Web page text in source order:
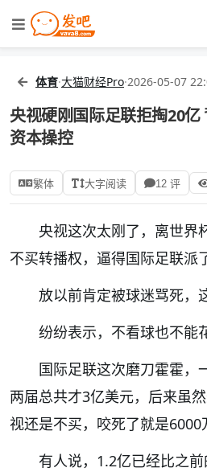
体育·大猫财经Pro·2026-05-07
央视硬刚国际足联拒掏20亿
资本操控
繁体 大字阅读 12 评
央视这次太刚了，离世界
不买转播权，逼得国际足联派
放以前肯定被球迷骂死，
纷纷表示，不看球也不能
国际足联这次磨刀霍霍，
两届总共才3亿美元，后来虽
视还是不买，咬死了就是6000
有人说，1.2亿已经比之